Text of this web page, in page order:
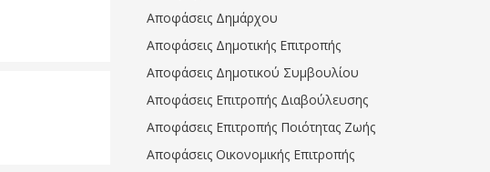
Αποφάσεις Δημάρχου
Αποφάσεις Δημοτικής Επιτροπής
Αποφάσεις Δημοτικού Συμβουλίου
Αποφάσεις Επιτροπής Διαβούλευσης
Αποφάσεις Επιτροπής Ποιότητας Ζωής
Αποφάσεις Οικονομικής Επιτροπής